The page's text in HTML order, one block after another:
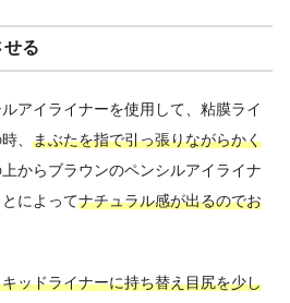
せる
アイライナーを使用して、粘膜ライ
、 まぶたを指で引っ張りながらかく
からブラウンのペンシルアイライナ
によってナチュラル感が出るのでお
ッドライナーに持ち替え目尻を少し